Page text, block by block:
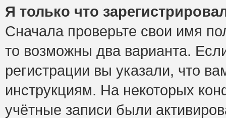
Я только что
Сначала проверьте свои имя
то возможны два варианта.
регистрации вы указали, что
инструкциям. На некоторых
учётные записи были